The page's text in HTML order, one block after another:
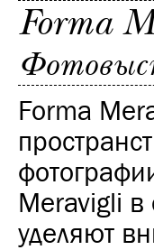
Forma
Forma
Meravigli
уделяют